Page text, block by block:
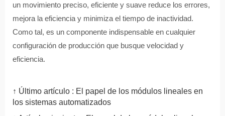
un movimiento preciso, eficiente y suave reduce los errores,
mejora la eficiencia y minimiza el tiempo de inactividad.
Como tal, es un componente indispensable en cualquier
configuración de producción que busque velocidad y
eficiencia.
↑ Último artículo : El papel de los módulos lineales en
los sistemas automatizados